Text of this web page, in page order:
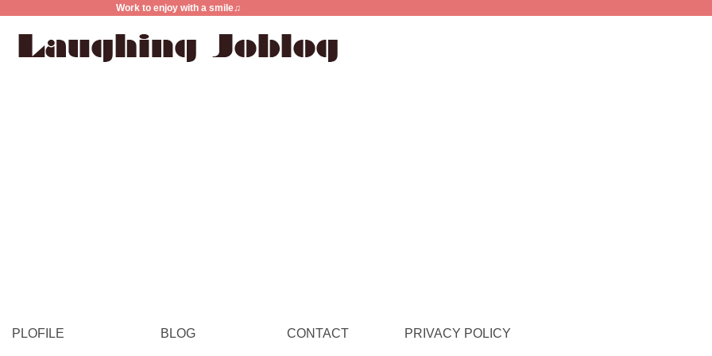
Work to enjoy with a smile♫
PLOFILE BLOG CONTACT PRIVACY POLICY